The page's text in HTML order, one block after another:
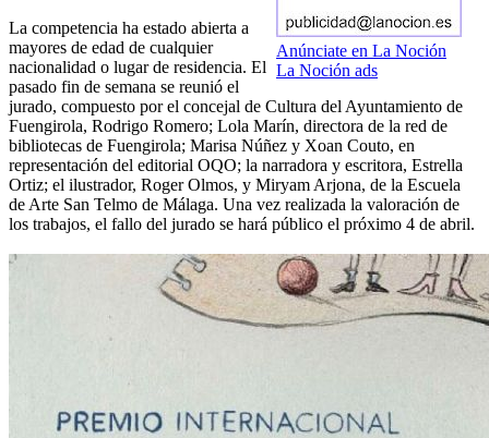
Anúnciate en La Noción
La Noción ads
La competencia ha estado abierta a
mayores de edad de cualquier
nacionalidad o lugar de residencia. El
pasado fin de semana se reunió el
jurado, compuesto por el concejal de Cultura del Ayuntamiento de
Fuengirola, Rodrigo Romero; Lola Marín, directora de la red de
bibliotecas de Fuengirola; Marisa Núñez y Xoan Couto, en
representación del editorial OQO; la narradora y escritora, Estrella
Ortiz; el ilustrador, Roger Olmos, y Miryam Arjona, de la Escuela
de Arte San Telmo de Málaga. Una vez realizada la valoración de
los trabajos, el fallo del jurado se hará público el próximo 4 de abril.